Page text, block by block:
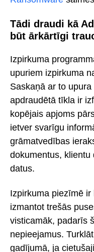
Tādi draudi kā
būt ārkārtīgi
Izpirkuma
upuriem izpirkuma
Saskaņā ar to
apdraudētā tīkla ir
kopējais apjoms
ietver svarīgu
grāmatvedības
dokumentus, klientu
datus.
Izpirkuma piezīmē
izmantot trešās
visticamāk, padarīs
nepieejamus.
gadījumā, ja